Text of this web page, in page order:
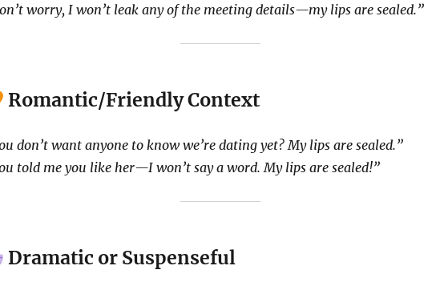
worry, I won’t leak any of the meeting details—my lips are sealed.”
Romantic/Friendly Context
don’t want anyone to know we’re dating yet? My lips are sealed.”
told me you like her—I won’t say a word. My lips are sealed!”
Dramatic or Suspenseful